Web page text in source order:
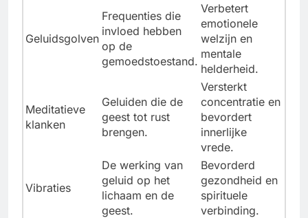
Geluidsgolven
Frequenties die
invloed hebben
op de
gemoedstoestand.
Verbetert
emotionele
welzijn en
mentale
helderheid.
Meditatieve
klanken
Geluiden die de
geest tot rust
brengen.
Versterkt
concentratie en
bevordert
innerlijke
vrede.
Vibraties
De werking van
geluid op het
lichaam en de
geest.
Bevorderd
gezondheid en
spirituele
verbinding.